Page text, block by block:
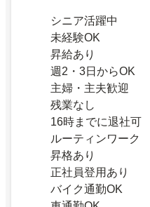
シニア活躍中
未経験OK
昇給あり
週2・3日からOK
主婦・主夫歓迎
残業なし
16時までに退社可
ルーティンワーク
昇格あり
正社員登用あり
バイク通勤OK